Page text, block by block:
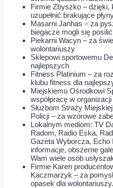
Firmie Zbyszko – dzięki,
uzupełnić brakujące
Masarni Janhas – za
biegacze mogli się
Piekarni Wacyn – za
wolontariuszy
Sklepowi sportowemu
najlepszych
Fitness Platinium – za
klubu fitness dla
Miejskiemu Ośrodkowi
współpracę w
Służbom Straży
Policji – za wzorowe
Lokalnym mediom: TV
Radom, Radio Eska,
Gazeta Wyborcza, Echo
informacje, obszerne
Wam wiele osób
Firmie Karen
Kaczmarzyk – za
opasek dla wolontariuszy.